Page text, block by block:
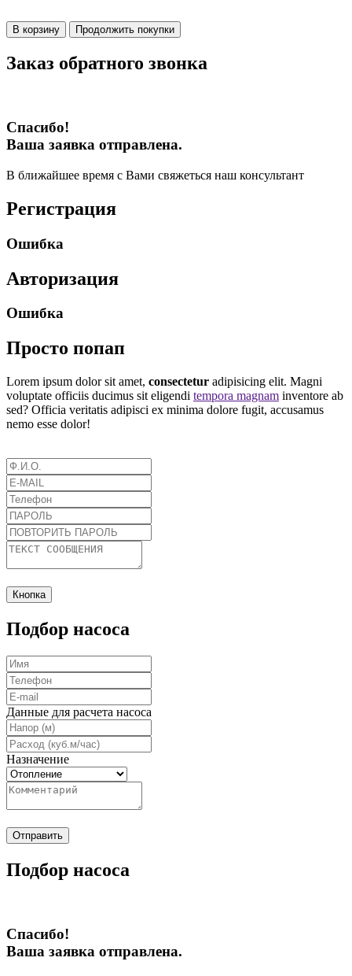
В корзину Продолжить покупки
Заказ обратного звонка
Спасибо!
Ваша заявка отправлена.
В ближайшее время с Вами свяжеться наш консультант
Регистрация
Ошибка
Авторизация
Ошибка
Просто попап
Lorem ipsum dolor sit amet, consectetur adipisicing elit. Magni
voluptate officiis ducimus sit eligendi tempora magnam inventore ab
sed? Officia veritatis adipisci ex minima dolore fugit, accusamus
nemo esse dolor!
Кнопка
Подбор насоса
Данные для расчета насоса
Назначение
Отправить
Подбор насоса
Спасибо!
Ваша заявка отправлена.